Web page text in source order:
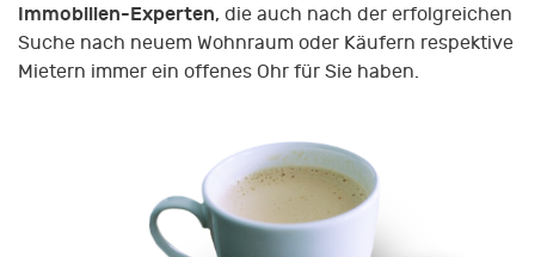
Immobilien-Experten, die auch nach der erfolgreichen
Suche nach neuem Wohnraum oder Käufern respektive
Mietern immer ein offenes Ohr für Sie haben.